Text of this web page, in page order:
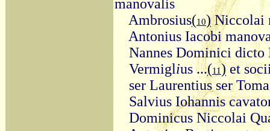
manovalis
Ambrosius(10)Niccolai
Antonius Iacobi
Nannes Dominici dicto
Vermiglius ...(11) et
ser Laurentius ser
Salvius Iohannis
Dominicus Niccolai